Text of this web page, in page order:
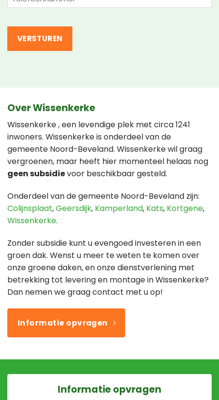
(Vereist)
Over Wissenkerke
Wissenkerke , een levendige plek met circa 1241
inwoners. Wissenkerke is onderdeel van de
gemeente Noord-Beveland. Wissenkerke wil graag
vergroenen, maar heeft hier momenteel helaas nog
geen subsidievoor beschikbaar gesteld.
Onderdeel van de gemeente Noord-Beveland zijn:
Colijnsplaat,Geersdijk, Kamperland, Kats, Kortgene,
Wissenkerke.
Zonder subsidie kunt u evengoed investeren in een
groen dak. Wenst u meer te weten te komen over
onze groene daken, en onze dienstverlening met
betrekking tot levering en montage in Wissenkerke?
Dan nemen we graag contact met u op!
Informatie opvragen
Informatie opvragen